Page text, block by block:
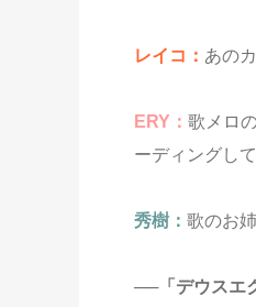
レイコ： あの
ERY： 歌メロ
ーディングし
秀樹： 歌のお
──「デウスエ